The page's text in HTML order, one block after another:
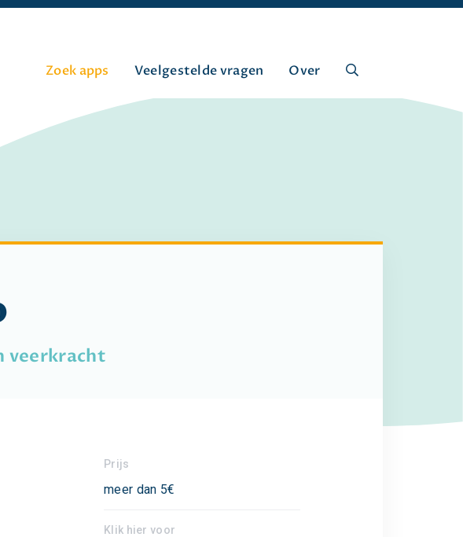
Zoek apps Veelgestelde vragen Over
veerkracht
Prijs
meer dan 5€
Klik hier voor